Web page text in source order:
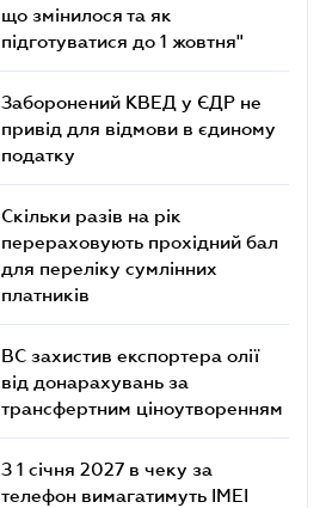
що змінилося та як
підготуватися до 1 жовтня"
Заборонений КВЕД у ЄДР не
привід для відмови в єдиному
податку
Скільки разів на рік
перераховують прохідний бал
для переліку сумлінних
платників
ВС захистив експортера олії
від донарахувань за
трансфертним ціноутворенням
З 1 січня 2027 в чеку за
телефон вимагатимуть IMEI